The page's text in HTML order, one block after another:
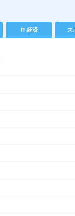
IT 経済 ス